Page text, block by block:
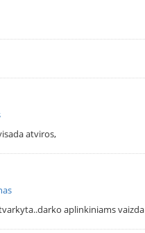
atviros,
aplinkiniams vaizda